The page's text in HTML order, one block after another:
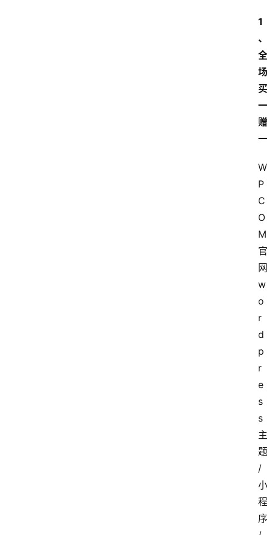
1
、
全
场
买
一
赠
一
W
P
C
O
M
官
网
w
o
r
d
p
r
e
s
s
主
题
/
小
程
序